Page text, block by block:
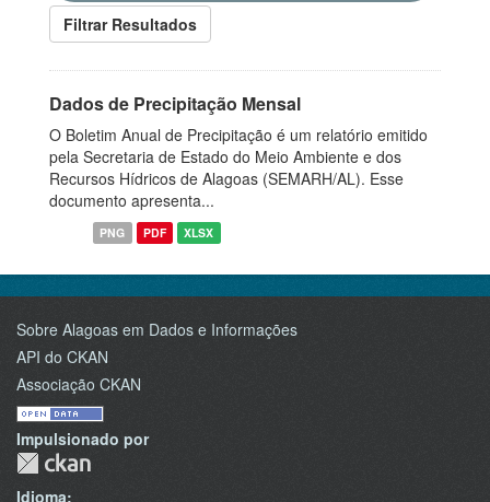
Filtrar Resultados
Dados de Precipitação Mensal
O Boletim Anual de Precipitação é um relatório emitido
pela Secretaria de Estado do Meio Ambiente e dos
Recursos Hídricos de Alagoas (SEMARH/AL). Esse
documento apresenta...
PNG PDF XLSX
Sobre Alagoas em Dados e Informações
API do CKAN
Associação CKAN
Impulsionado por
Idioma